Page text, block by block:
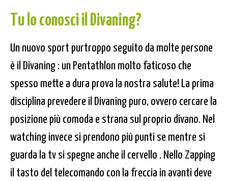
Tu lo conosci il Divaning?
Un nuovo sport purtroppo seguito da molte persone
è il Divaning : un Pentathlon molto faticoso che
spesso mette a dura prova la nostra salute! La prima
disciplina prevedere il Divaning puro, ovvero cercare la
posizione più comoda e strana sul proprio divano. Nel
watching invece si prendono più punti se mentre si
guarda la tv si spegne anche il cervello . Nello Zapping
il tasto del telecomando con la freccia in avanti deve